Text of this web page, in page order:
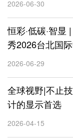
2026-06-30
恒彩·低碳·智
秀2026台北国
2026-06-29
全球视野|不止
计的显示首选
2026-04-15